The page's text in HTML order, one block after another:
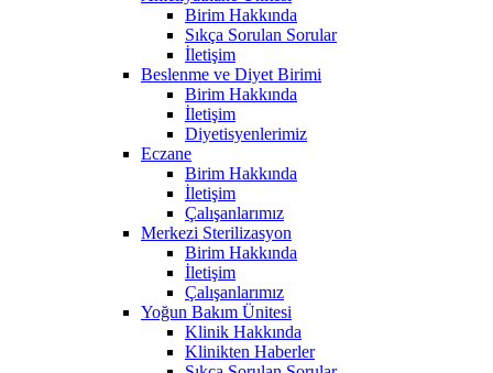
Birim Hakkında
Sıkça Sorulan Sorular
İletişim
Beslenme ve Diyet Birimi
Birim Hakkında
İletişim
Diyetisyenlerimiz
Eczane
Birim Hakkında
İletişim
Çalışanlarımız
Merkezi Sterilizasyon
Birim Hakkında
İletişim
Çalışanlarımız
Yoğun Bakım Ünitesi
Klinik Hakkında
Klinikten Haberler